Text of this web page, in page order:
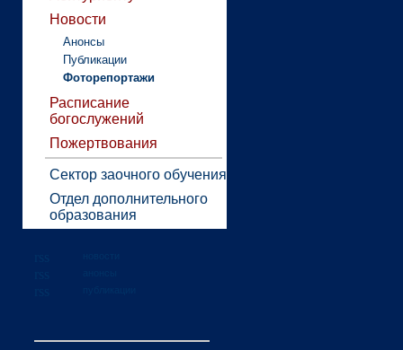
Новости
Анонсы
Публикации
Фоторепортажи
Расписание
богослужений
Пожертвования
Сектор заочного обучения
Отдел дополнительного
образования